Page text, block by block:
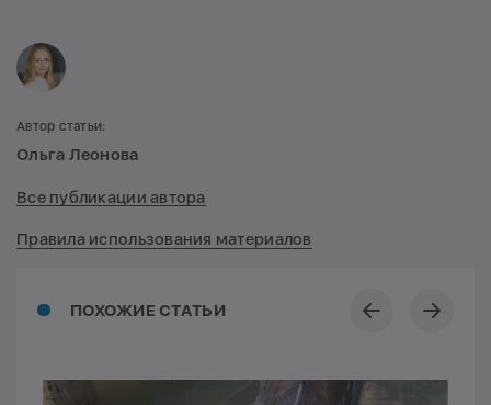
ПОХОЖИЕ СТАТЬИ
Автор статьи:
Ольга Леонова
Все публикации автора
Правила использования материалов